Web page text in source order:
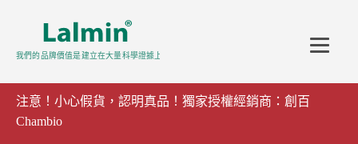
注意！小心假貨，認明真品！獨家授權經銷商：創百
Chambio